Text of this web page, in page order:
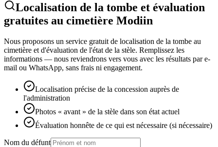
Localisation de la tombe et évaluation
gratuites au cimetière Modiin
Nous proposons un service gratuit de localisation de la tombe au
cimetière et d'évaluation de l'état de la stèle. Remplissez les
informations — nous reviendrons vers vous avec les résultats par e-
mail ou WhatsApp, sans frais ni engagement.
Localisation précise de la concession auprès de
l'administration
Photos « avant » de la stèle dans son état actuel
Évaluation honnête de ce qui est nécessaire (si nécessaire)
Nom du défunt